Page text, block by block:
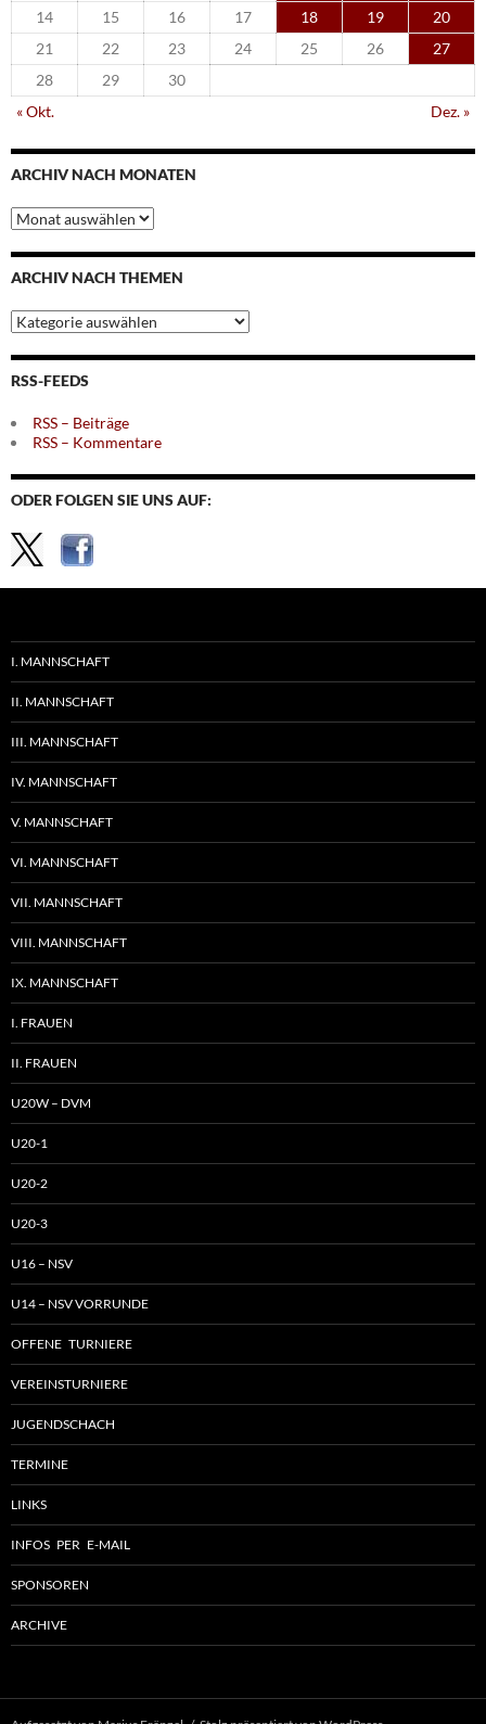
14
15 16 17 18 19
20
21
22 23 24 25 26
27
28
29
30
« Okt.
Dez. »
ARCHIV NACH MONATEN
Archiv
nach
Monaten
ARCHIV NACH THEMEN
Archiv
nach
Themen
RSS-FEEDS
RSS – Beiträge
RSS – Kommentare
ODER FOLGEN SIE UNS AUF:
I. MANNSCHAFT
II. MANNSCHAFT
III. MANNSCHAFT
IV. MANNSCHAFT
V. MANNSCHAFT
VI. MANNSCHAFT
VII. MANNSCHAFT
VIII. MANNSCHAFT
IX. MANNSCHAFT
I. FRAUEN
II. FRAUEN
U20W – DVM
U20-1
U20-2
U20-3
U16 – NSV
U14 – NSV VORRUNDE
OFFENE TURNIERE
VEREINSTURNIERE
JUGENDSCHACH
TERMINE
LINKS
INFOS PER E-MAIL
SPONSOREN
ARCHIVE